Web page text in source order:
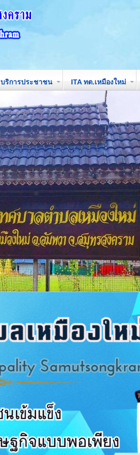
บริการประชาชน ITA ทต.เหมืองใหม่